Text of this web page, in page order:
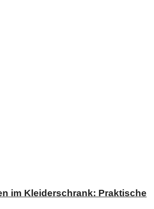
im Kleiderschrank: Praktische